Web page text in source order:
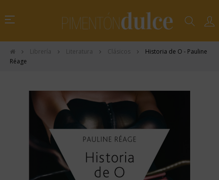
Navegación
palanca
☰
Librería Literatura Clásicos
Historia de O - Pauline
Réage